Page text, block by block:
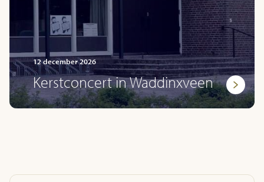
12 december 2026
Kerstconcert in Waddinxveen